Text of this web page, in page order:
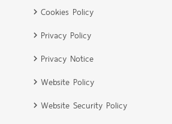
Cookies Policy
Privacy Policy
Privacy Notice
Website Policy
Website Security Policy